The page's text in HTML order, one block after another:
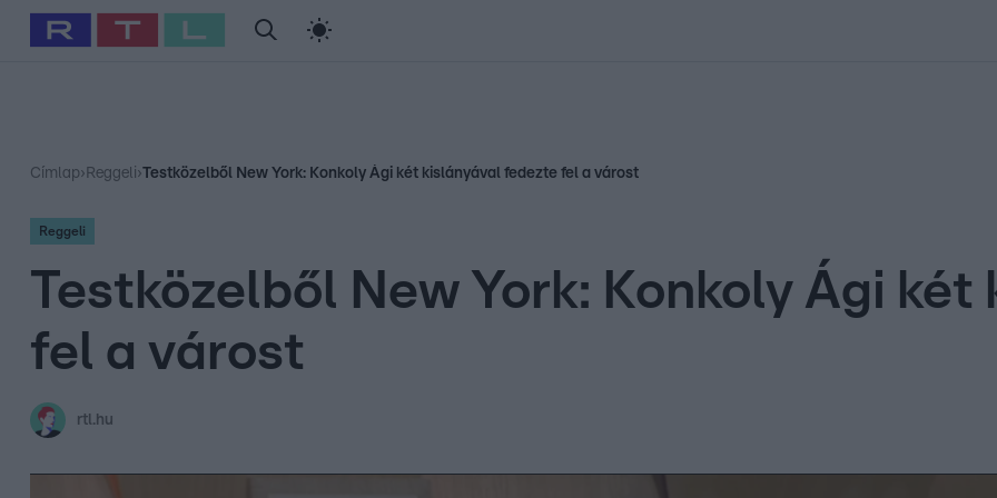
Babits Marcella Szellő István Most Wanted
Címlap› Reggeli›Testközelből New York: Konkoly Ági két kislányával fedezte fel a várost
Reggeli
Testközelből New York: Konkoly Ági
fel a várost
rtl.hu